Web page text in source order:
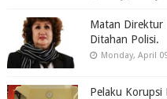
Matan Direktur
Ditahan Polisi.
Monday, April
Pelaku Korupsi